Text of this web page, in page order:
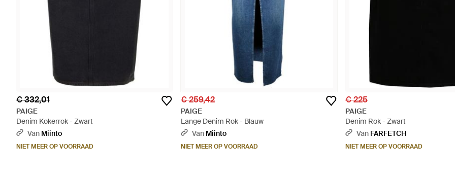
€ 332,01
PAIGE
Denim Kokerrok - Zwart
Van Miinto
NIET MEER OP VOORRAAD
€ 259,42
PAIGE
Lange Denim Rok - Blauw
Van Miinto
NIET MEER OP VOORRAAD
€ 225
PAIGE
Denim Rok - Zwart
Van FARFETCH
NIET MEER OP VOORRAAD